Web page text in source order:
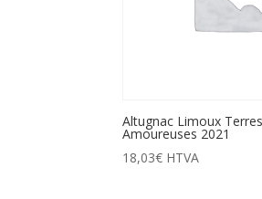
Altugnac Limoux Terres
Amoureuses 2021
18,03€ HTVA